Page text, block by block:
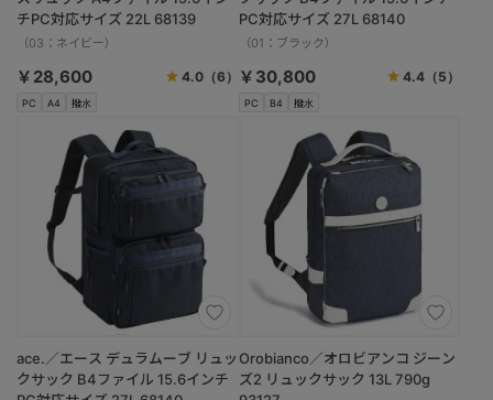
PC A4 撥水
チPC対応サイズ 22L 68139
（03：ネイビー）
￥28,600 4.0（6）
PC B4 撥水
PC対応サイズ 27L 68140
（01：ブラック）
￥30,800 4.4 （5）
ace.／エース デュラムーブ リュッ
クサック B4ファイル 15.6インチ
Orobianco／オロビアンコ ジーン
ズ2 リュックサック 13L 790g